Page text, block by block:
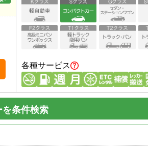
各種サービス
条件検索